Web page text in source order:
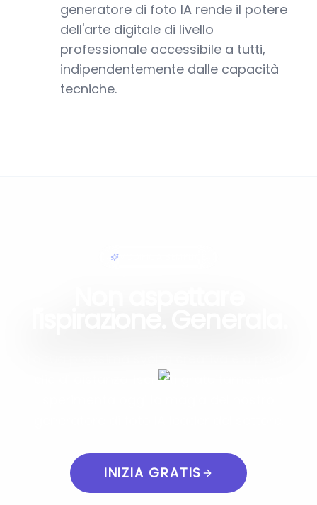
generatore di foto IA rende il potere
dell'arte digitale di livello
professionale accessibile a tutti,
indipendentemente dalle capacità
tecniche.
MODIFICA SEMPLICE
clic di distanza. Iscriviti gratuitamente e
INIZIA GRATIS